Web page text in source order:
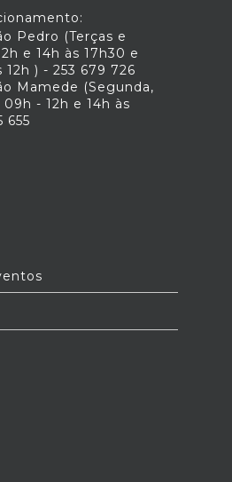
Pedro (Terças e
e 14h às 17h30 e
12h ) - 253 679 726
Mamede (Segunda,
- 12h e 14h às
655